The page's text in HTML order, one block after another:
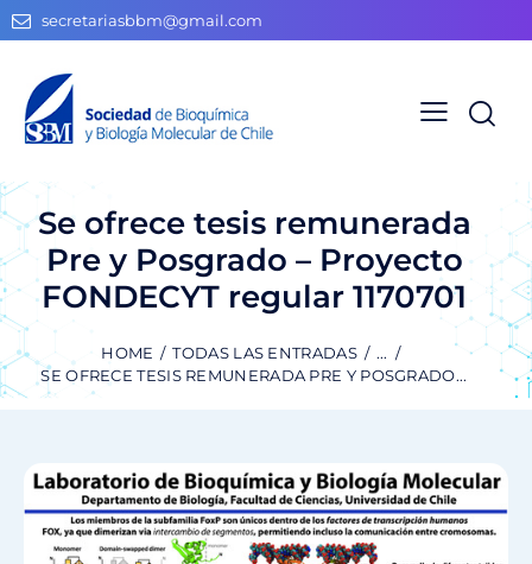
secretariasbbm@gmail.com
Se ofrece tesis remunerada
Pre y Posgrado – Proyecto
FONDECYT regular 1170701
HOME TODAS LAS ENTRADAS
...
SE OFRECE TESIS REMUNERADA PRE Y POSGRADO...